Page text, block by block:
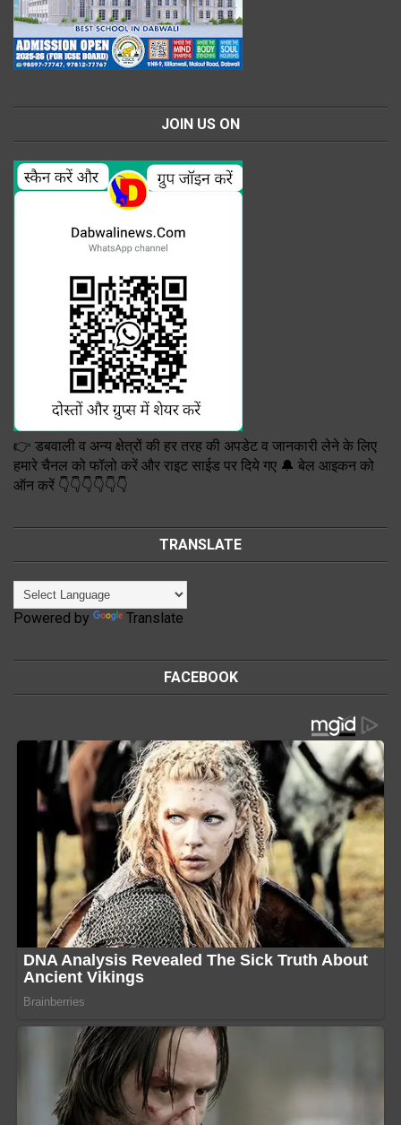
JOIN US ON
👉 डबवाली व अन्य क्षेत्रों की हर तरह की अपडेट व जानकारी लेने के लिए
हमारे चैनल को फॉलो करें और राइट साईड पर दिये गए 🔔 बेल आइकन को
ऑन करें 👇👇👇👇👇👇
TRANSLATE
Powered by Translate
FACEBOOK